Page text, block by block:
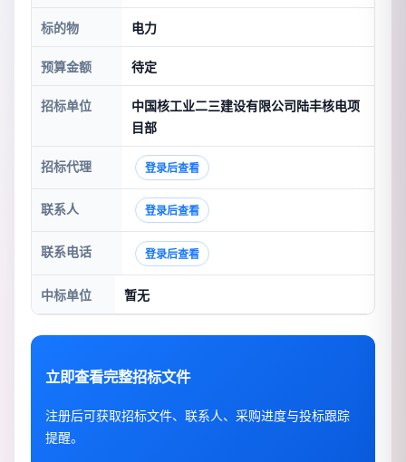
标的物 电力
预算金额 待定
招标单位
中国核工业二三建设有限公司陆丰核电项
目部
招标代理 登录后查看
联系人 登录后查看
联系电话 登录后查看
中标单位 暂无
立即查看完整招标文件
注册后可获取招标文件、联系人、采购进度与投标跟踪
提醒。